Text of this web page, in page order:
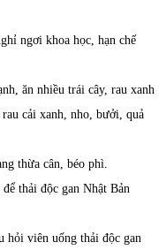
ngơi khoa học, hạn chế
ăn nhiều trái cây, rau xanh
cải xanh, nho, bưởi, quả
thừa cân, béo phì.
thải độc gan Nhật Bản
hỏi viên uống thải độc gan